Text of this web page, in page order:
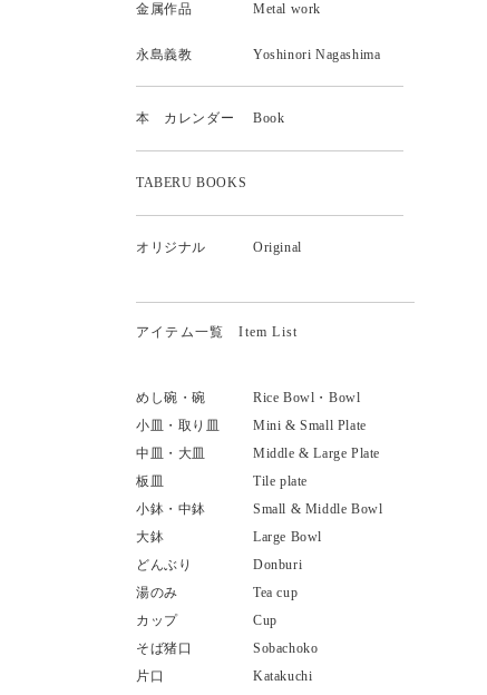
金属作品 Metal work
永島義教 Yoshinori Nagashima
本 カレンダー Book
TABERU BOOKS
オリジナル Original
アイテム一覧 Item List
めし碗・碗
Rice Bowl・Bowl
小皿・取り皿
Mini & Small Plate
中皿・大皿
Middle & Large Plate
板皿
Tile plate
小鉢・中鉢
Small & Middle Bowl
大鉢
Large Bowl
どんぶり
Donburi
湯のみ
Tea cup
カップ
Cup
そば猪口
Sobachoko
片口
Katakuchi